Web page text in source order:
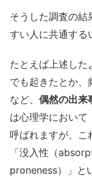
そうした調査の結
すい人に共通する
たとえば上述した
でも起きたとか、
など、 偶然の出来
は心理学におい
呼ばれますが、こ
「没入性（
proneness）」と